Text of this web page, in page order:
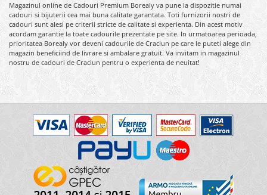
Magazinul online de Cadouri Premium Borealy va pune la dispozitie numai
cadouri si bijuterii cea mai buna calitate garantata. Toti furnizorii nostri de
cadouri sunt alesi pe criterii stricte de calitate si experienta. Din acest motiv
acordam garantie la toate cadourile prezentate pe site. In urmatoarea perioada,
prioritatea Borealy vor deveni cadourile de Craciun pe care le puteti alege din
magazin beneficiind de livrare si ambalare gratuit. Va invitam in magazinul
nostru de cadouri de Craciun pentru o experienta de neuitat!